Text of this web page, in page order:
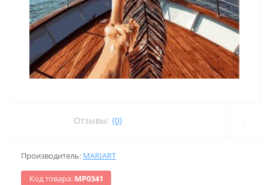
Отзывы: (0)
Производитель: MARIART
Код товара: МР0341